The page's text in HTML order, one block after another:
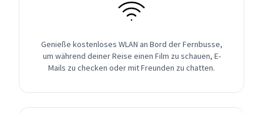
Genieße kostenloses WLAN an Bord der Fernbusse,
um während deiner Reise einen Film zu schauen, E-
Mails zu checken oder mit Freunden zu chatten.